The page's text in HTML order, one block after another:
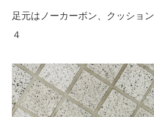
足元はノーカーボン、クッショ
４